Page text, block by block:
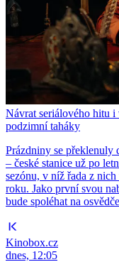
Návrat seriálového hitu
podzimní taháky
Prázdniny se překlenuly
– české stanice už po
sezónu, v níž řada z
roku. Jako první svou
bude spoléhat na
Kinobox.cz
dnes, 12:05